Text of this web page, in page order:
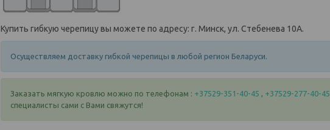
Купить гибкую черепицу вы можете по адресу: г. Минск, ул. Стебенева 10А.
Осуществляем доставку гибкой черепицы в любой регион Беларуси.
Заказать мягкую кровлю можно по телефонам : +37529-351-40-45 , +37529-277-40-45
специалисты сами с Вами свяжутся!